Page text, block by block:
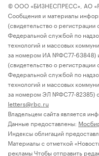
© ООО «БИЗНЕСПРЕСС», АО
Сообщения и материалы
(свидетельство о
Федеральной службой по
технологий и массовых
за номером ИА №ФС77-63848) и
(свидетельство о
Федеральной службой по
технологий и массовых
за номером ЭЛ №ФС77-82385)
letters@rbc.ru
Владельцем сайта является
Данные предоставлены:
Индексы облигаций
Материалы с отметкой
рекламы Чтобы отправить